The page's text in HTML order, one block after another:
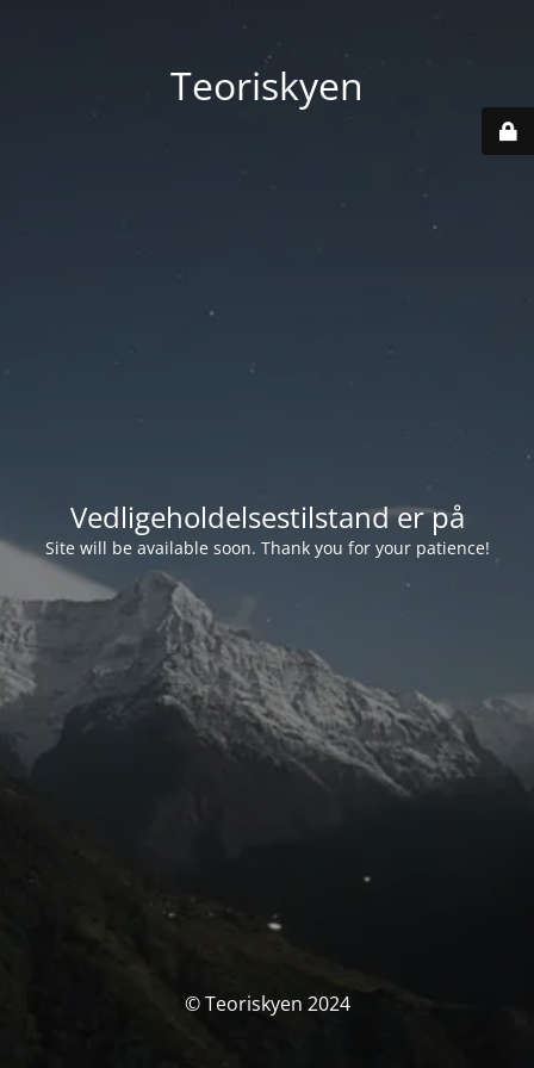
Teoriskyen
Vedligeholdelsestilstand er på
Site will be available soon. Thank you for your patience!
© Teoriskyen 2024